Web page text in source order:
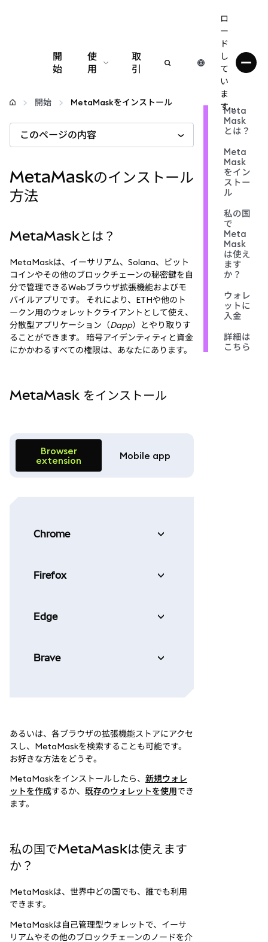
開
始
使
用
設定
仮想通貨の管理
安全性の維持
取
引
ロ
ー
ド
し
て
い
ま
す...
開始 MetaMaskをインストール
このページの内容
MetaMaskのインストール
方法
MetaMaskとは？
MetaMaskは、イーサリアム、Solana、ビット
コインやその他のブロックチェーンの秘密鍵を自
分で管理できるWebブラウザ拡張機能およびモ
バイルアプリです。 それにより、ETHや他のト
ークン用のウォレットクライアントとして使え、
分散型アプリケーション（Dapp）とやり取りす
ることができます。 暗号アイデンティティと資金
にかかわるすべての権限は、あなたにあります。
MetaMask をインストール
Browser
extension
Mobile app
Chrome
Firefox
Edge
Brave
あるいは、各ブラウザの拡張機能ストアにアクセ
スし、MetaMaskを検索することも可能です。
お好きな方法をどうぞ。
MetaMaskをインストールしたら、 新規ウォレ
ットを作成するか、 既存のウォレットを使用でき
ます。
私の国でMetaMaskは使えます
か？
MetaMaskは、世界中どの国でも、誰でも利用
できます。
MetaMaskは自己管理型ウォレットで、イーサ
リアムやその他のブロックチェーンのノードを介
Meta
Mask
とは？
Meta
Mask
をイン
ストー
ル
私の国
で
Meta
Mask
は使え
ます
か？
ウォレ
ットに
入金
詳細は
こちら